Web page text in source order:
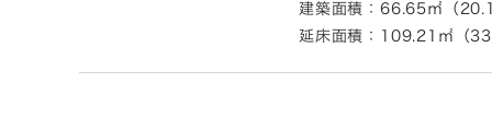
建築面積：66.65㎡（
延床面積：109.21㎡（